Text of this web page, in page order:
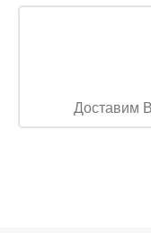
Доставим